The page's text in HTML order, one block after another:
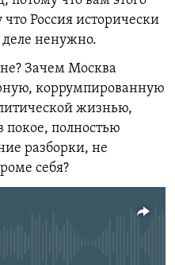
Россия исторически
деле ненужно.
Зачем Москва
коррумпированную
жизнью,
покое, полностью
разборки, не
себя?